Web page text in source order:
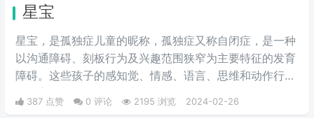
星宝
星宝，是孤独症儿童的昵称，孤独症又称自闭症，是一种
以沟通障碍、刻板行为及兴趣范围狭窄为主要特征的发育
障碍。这些孩子的感知觉、情感、语言、思维和动作行为
等多方面都会有或多或少的障碍。是一个数目不断增加，
且急需社会关爱与理解的群体。
387 点赞 0 评论 2195 浏览 2024-02-26